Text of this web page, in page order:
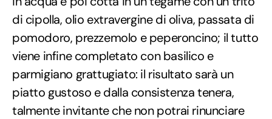
di cipolla, olio extravergine di oliva, passata di
pomodoro, prezzemolo e peperoncino; il tutto
viene infine completato con basilico e
parmigiano grattugiato: il risultato sarà un
piatto gustoso e dalla consistenza tenera,
talmente invitante che non potrai rinunciare